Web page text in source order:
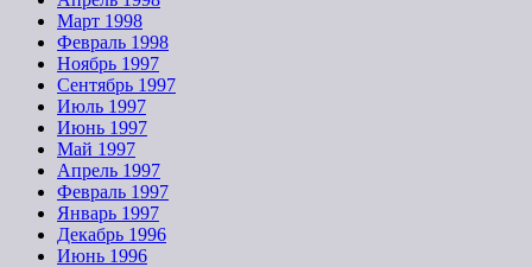
Март 1998
Февраль 1998
Ноябрь 1997
Сентябрь 1997
Июль 1997
Июнь 1997
Май 1997
Апрель 1997
Февраль 1997
Январь 1997
Декабрь 1996
Июнь 1996